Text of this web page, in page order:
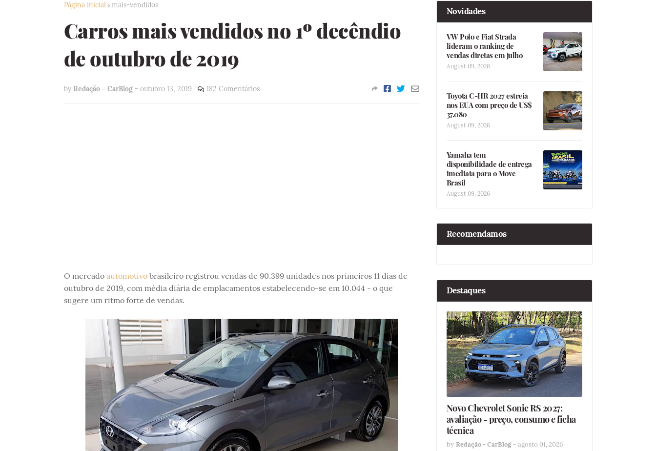
Página inicial mais-vendidos
Carros mais vendidos no 1º decêndio
de outubro de 2019
by Redação - CarBlog - outubro 13, 2019 182 Comentários
O mercado automotivobrasileiro registrou vendas de 90.399 unidades nos primeiros 11 dias de
outubro de 2019, com média diária de emplacamentos estabelecendo-se em 10.044 - o que
sugere um ritmo forte de vendas.
Novidades
VW Polo e Fiat Strada
lideram o ranking de
vendas diretas em julho
August 09, 2026
Toyota C-HR 2027 estreia
nos EUA com preço de US$
37.080
August 09, 2026
Yamaha tem
disponibilidade de entrega
imediata para o Move
Brasil
August 09, 2026
Recomendamos
Destaques
Novo Chevrolet Sonic RS 2027:
avaliação - preço, consumo e ficha
técnica
by Redação - CarBlog - agosto 01, 2026